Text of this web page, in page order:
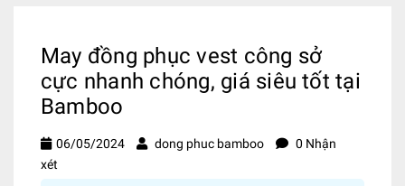
May đồng phục vest công sở
cực nhanh chóng, giá siêu tốt tại
Bamboo
06/05/2024 dong phuc bamboo
0 Nhận
xét